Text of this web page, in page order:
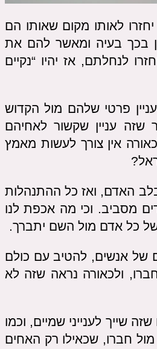
לאותו מקום שאותו הם
בכך בעיה ומאשר להם את
לנחלתם, אז יהיו “נקיים
פרטי שלהם מול הקדוש
שזה עניין שקשור לאחיהם
אין צורך לעשות מאמץ
האדם, ואז כל ההתנהלות
מסביב. וכי מה אכפת לנו
של כל אדם מול השם יתברך.
של אנשים, להטיב עם כולם
ולכאורה נראה שזה לא
שייך לענייני שמיים, וכמו
מול חברו, שכאילו רק האחים